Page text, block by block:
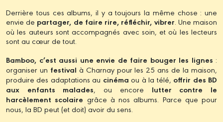
Derrière tous ces albums, il y a toujours la même chose : une
envie de partager, de faire rire, réfléchir, vibrer. Une maison
où les auteurs sont accompagnés avec soin, et où les lecteurs
sont au cœur de tout.
Bamboo, c’est aussi une envie de faire bouger les lignes :
organiser un festival à Charnay pour les 25 ans de la maison,
produire des adaptations au cinémaou à la télé, offrir des BD
aux enfants malades, ou encore lutter contre le
harcèlement scolaire grâce à nos albums. Parce que pour
nous, la BD peut (et doit) avoir du sens.